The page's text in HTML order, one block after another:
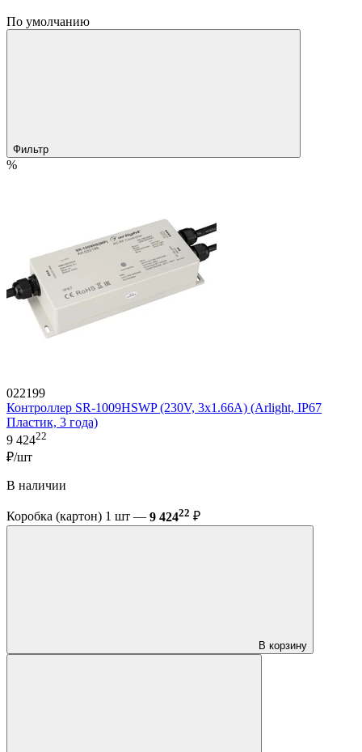
По умолчанию
Фильтр
%
022199
Контроллер SR-1009HSWP (230V, 3x1.66A) (Arlight, IP67
Пластик, 3 года)
9 42422
₽/шт
В наличии
Коробка (картон) 1 шт — 9 42422 ₽
В корзину